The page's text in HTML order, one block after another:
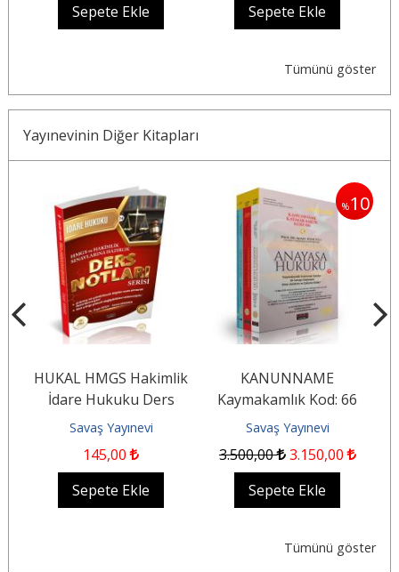
Sepete Ekle
Sepete Ekle
Tümünü göster
Yayınevinin Diğer Kitapları
HUKAL HMGS Hakimlik
İdare Hukuku Ders
Notları
Savaş Yayınevi
145,00
Sepete Ekle
%10
KANUNNAME
Kaymakamlık Kod: 66
Savaş Yayınevi
3.500,00 3.150,00
Sepete Ekle
Tümünü göster